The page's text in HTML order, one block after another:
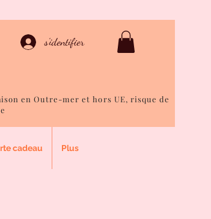
s'identifier
en Outre-mer et hors UE, risque de
cadeau Plus